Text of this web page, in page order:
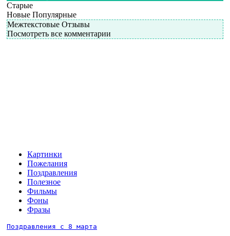
Старые
Новые Популярные
Межтекстовые Отзывы
Посмотреть все комментарии
Картинки
Пожелания
Поздравления
Полезное
Фильмы
Фоны
Фразы
Поздравления с 8 марта